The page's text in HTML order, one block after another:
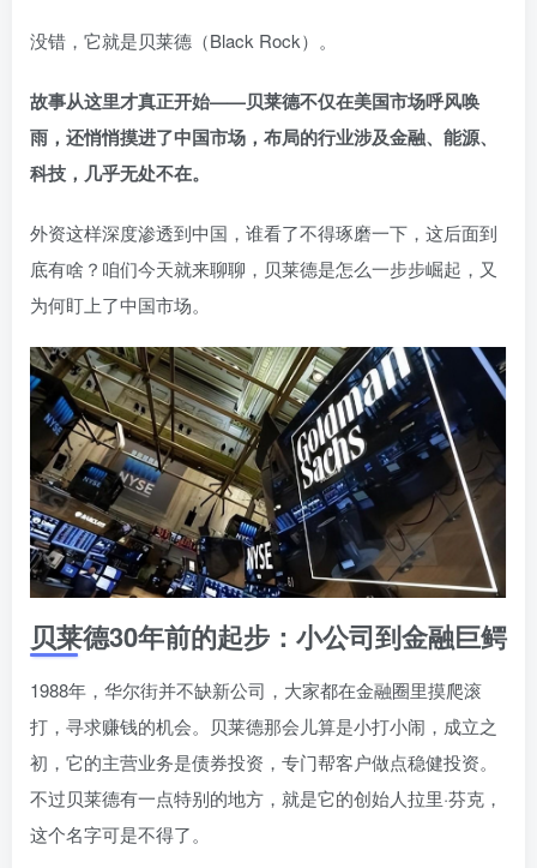
没错，它就是贝莱德（Black Rock）。
故事从这里才真正开始——贝莱德不仅在美国市场呼风唤
雨，还悄悄摸进了中国市场，布局的行业涉及金融、能源、
科技，几乎无处不在。
外资这样深度渗透到中国，谁看了不得琢磨一下，这后面到
底有啥？咱们今天就来聊聊，贝莱德是怎么一步步崛起，又
为何盯上了中国市场。
贝莱德30年前的起步：小公司到金融巨鳄
1988年，华尔街并不缺新公司，大家都在金融圈里摸爬滚
打，寻求赚钱的机会。贝莱德那会儿算是小打小闹，成立之
初，它的主营业务是债券投资，专门帮客户做点稳健投资。
不过贝莱德有一点特别的地方，就是它的创始人拉里·芬克，
这个名字可是不得了。